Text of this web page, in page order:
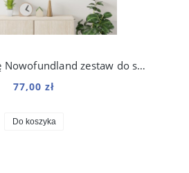
Plakaty na ścianę Nowofundland zestaw do salonu
77,00 zł
Do koszyka